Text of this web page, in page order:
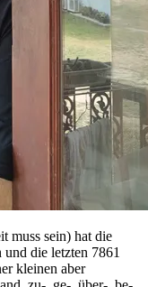
muss sein) hat die
und die letzten 7861
kleinen aber